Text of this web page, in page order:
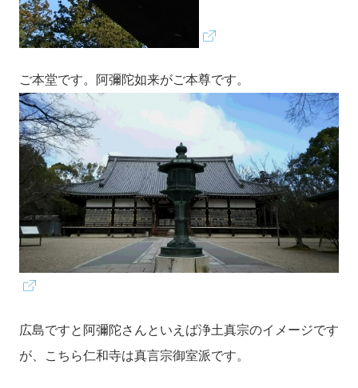
ご本堂です。阿彌陀如来がご本尊です。
広島ですと阿彌陀さんといえば浄土真宗のイメージです
が、こちら仁和寺は真言宗御室派です。